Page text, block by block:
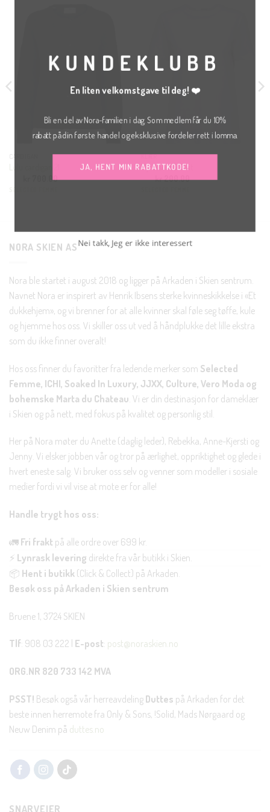
Lulu cardigan 21
700.00
KLÆR
My essential hvit
kr200.00
NORA SKIEN AS
Nora ble startet i august 2018 og ligger på Arkaden i Skien sentrum.
Navnet Nora er inspirert av Henrik Ibsens sterke kvinneskikkelse i «Et
dukkehjem», og vi brenner for at alle kvinner skal føle seg tøffe, kule
og hjemme hos oss. Vi skiller oss ut ved å håndplukke det lille ekstra
som du ikke finner overalt!
Hos oss finner du favoritter fra ledende merker som Selected
Femme, ICHI, Soaked In Luxury, JJXX, Culture, Vero Moda og
bohemske Marta du Chateau . Vi er din destinasjon for dameklær
i Skien og på nett, med fokus på kvalitet og personlig stil.
Her på Nora møter du Anette (daglig leder), Rebekka, Anne-Kjersti og
Jenny. Vi elsker jobben vår og tror på ærlighet, oppriktighet og glede i
hvert eneste salg. Vi bruker oss selv og venner som modeller i sosiale
medier fordi vi vil vise at mote er for alle!
Handle trygt hos oss:
🚛 Fri frakt på alle ordre over 699 kr.
⚡ Lynrask levering direkte fra vår butikk i Skien.
📦 Hent i butikk (Click & Collect) på Arkaden.
Besøk oss på Arkaden i Skien sentrum
Bruene 1, 3724 SKIEN
Tlf: 908 03 222 | E-post: post@noraskien.no
ORG.NR 820 733 142 MVA
PSST! Besøk også vår herreavdeling Duttes på Arkaden for det
beste innen herremote fra Only & Sons, !Solid, Mads Nørgaard og
Neuw Denim på duttes.no
SNARVEIER
KUNDEKLUBB
En liten velkomstgave til deg! ❤️
Bli en del av Nora-familien i dag. Som medlem får du 10%
rabatt på din første handel og eksklusive fordeler rett i lomma.
JA, HENT MIN RABATTKODE!
Nei takk, Jeg er ikke interessert